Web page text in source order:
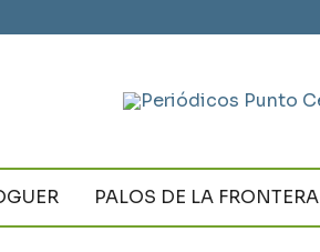
PALOS DE LA FRONTERA